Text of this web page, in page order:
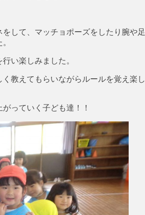
して、マッチョポーズをしたり腕や足
い楽しみました。
教えてもらいながらルールを覚え楽し
っていく子ども達！！